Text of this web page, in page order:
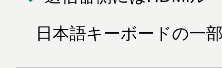
日本語キーボードの一